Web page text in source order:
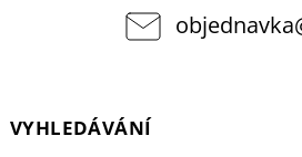
objednavka
VYHLEDÁVÁNÍ